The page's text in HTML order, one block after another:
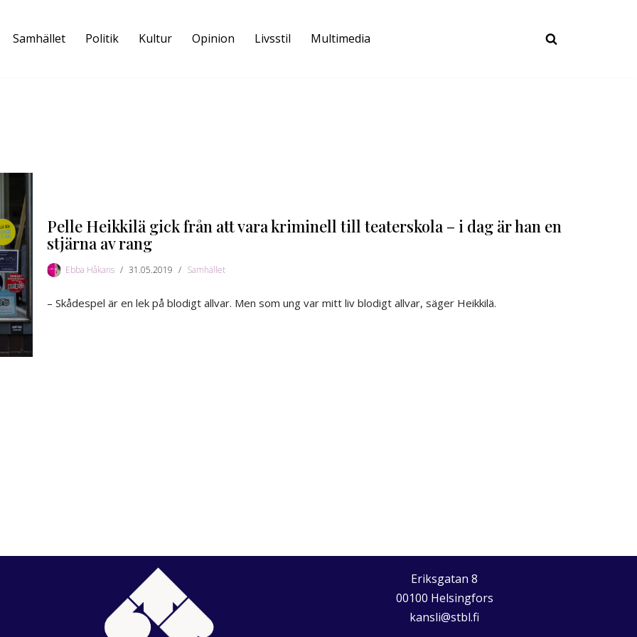
Samhället Politik Kultur Opinion Livsstil Multimedia
Pelle Heikkilä gick från att vara kriminell till teaterskola – i dag är han en
stjärna av rang
Ebba Håkans 31.05.2019 Samhället
– Skådespel är en lek på blodigt allvar. Men som ung var mitt liv blodigt allvar, säger Heikkilä.
Eriksgatan 8
00100 Helsingfors
kansli@stbl.fi